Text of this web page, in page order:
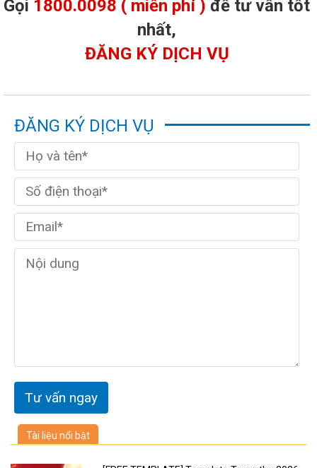
Gọi 1800.0098 ( miễn phí ) để tư vấn tốt
nhất,
ĐĂNG KÝ DỊCH VỤ
ĐĂNG KÝ DỊCH VỤ
Tài liệu nổi bật